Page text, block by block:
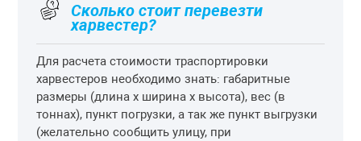
Сколько стоит перевезти
харвестер?
Для расчета стоимости траспортировки
харвестеров необходимо знать: габаритные
размеры (длина х ширина х высота), вес (в
тоннах), пункт погрузки, а так же пункт выгрузки
(желательно сообщить улицу, при